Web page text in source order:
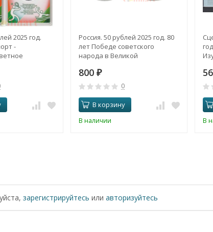
2025 год.
-
Россия. 50 рублей 2025 год. 80
лет Победе советского
народа в Великой
800₽
0
В корзину
В наличии В
зарегистрируйтесь или авторизуйтесь